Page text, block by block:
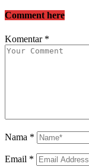
Comment here
Komentar *
Nama *
Email *